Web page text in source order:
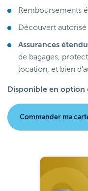
Remboursements
Découvert autorisé
Assurances
de bagages,
location, et bien
Disponible en option
Commander ma